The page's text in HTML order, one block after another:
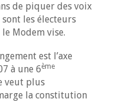
de piquer des voix
les électeurs
Modem vise.
est l’axe
à une 6ème
veut plus
la constitution